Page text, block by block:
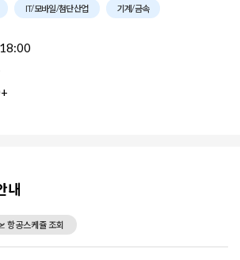
IT/모바일/첨단산업 기계/금속
내
항공스케쥴 조회